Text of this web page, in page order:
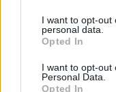
I want to opt-out
personal data.
Opted In
I want to opt-out
Personal Data.
Opted In
občinskih
Branka
prostora, pa